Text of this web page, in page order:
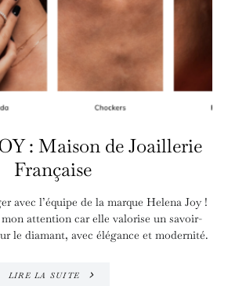
: Maison de Joaillerie
Française
avec l’équipe de la marque Helena Joy !
attention car elle valorise un savoir-
le diamant, avec élégance et modernité.
LIRE LA SUITE